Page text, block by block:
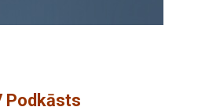
Podkāsts